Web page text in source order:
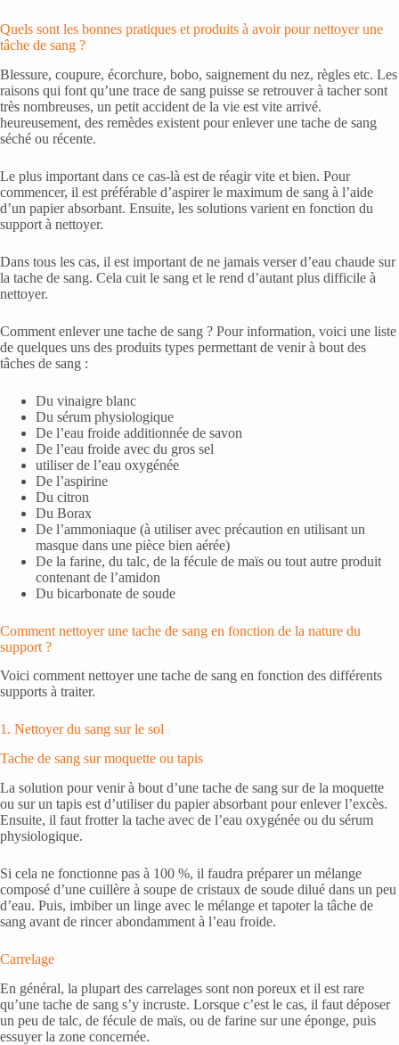
Quels sont les bonnes pratiques et produits à avoir pour nettoyer une
tâche de sang ?
Blessure, coupure, écorchure, bobo, saignement du nez, règles etc. Les
raisons qui font qu’une trace de sang puisse se retrouver à tacher sont
très nombreuses, un petit accident de la vie est vite arrivé.
heureusement, des remèdes existent pour enlever une tache de sang
séché ou récente.
Le plus important dans ce cas-là est de réagir vite et bien. Pour
commencer, il est préférable d’aspirer le maximum de sang à l’aide
d’un papier absorbant. Ensuite, les solutions varient en fonction du
support à nettoyer.
Dans tous les cas, il est important de ne jamais verser d’eau chaude sur
la tache de sang. Cela cuit le sang et le rend d’autant plus difficile à
nettoyer.
Comment enlever une tache de sang ? Pour information, voici une liste
de quelques uns des produits types permettant de venir à bout des
tâches de sang :
Du vinaigre blanc
Du sérum physiologique
De l’eau froide additionnée de savon
De l’eau froide avec du gros sel
utiliser de l’eau oxygénée
De l’aspirine
Du citron
Du Borax
De l’ammoniaque (à utiliser avec précaution en utilisant un
masque dans une pièce bien aérée)
De la farine, du talc, de la fécule de maïs ou tout autre produit
contenant de l’amidon
Du bicarbonate de soude
Comment nettoyer une tache de sang en fonction de la nature du
support ?
Voici comment nettoyer une tache de sang en fonction des différents
supports à traiter.
1. Nettoyer du sang sur le sol
Tache de sang sur moquette ou tapis
La solution pour venir à bout d’une tache de sang sur de la moquette
ou sur un tapis est d’utiliser du papier absorbant pour enlever l’excès.
Ensuite, il faut frotter la tache avec de l’eau oxygénée ou du sérum
physiologique.
Si cela ne fonctionne pas à 100 %, il faudra préparer un mélange
composé d’une cuillère à soupe de cristaux de soude dilué dans un peu
d’eau. Puis, imbiber un linge avec le mélange et tapoter la tâche de
sang avant de rincer abondamment à l’eau froide.
Carrelage
En général, la plupart des carrelages sont non poreux et il est rare
qu’une tache de sang s’y incruste. Lorsque c’est le cas, il faut déposer
un peu de talc, de fécule de maïs, ou de farine sur une éponge, puis
essuyer la zone concernée.